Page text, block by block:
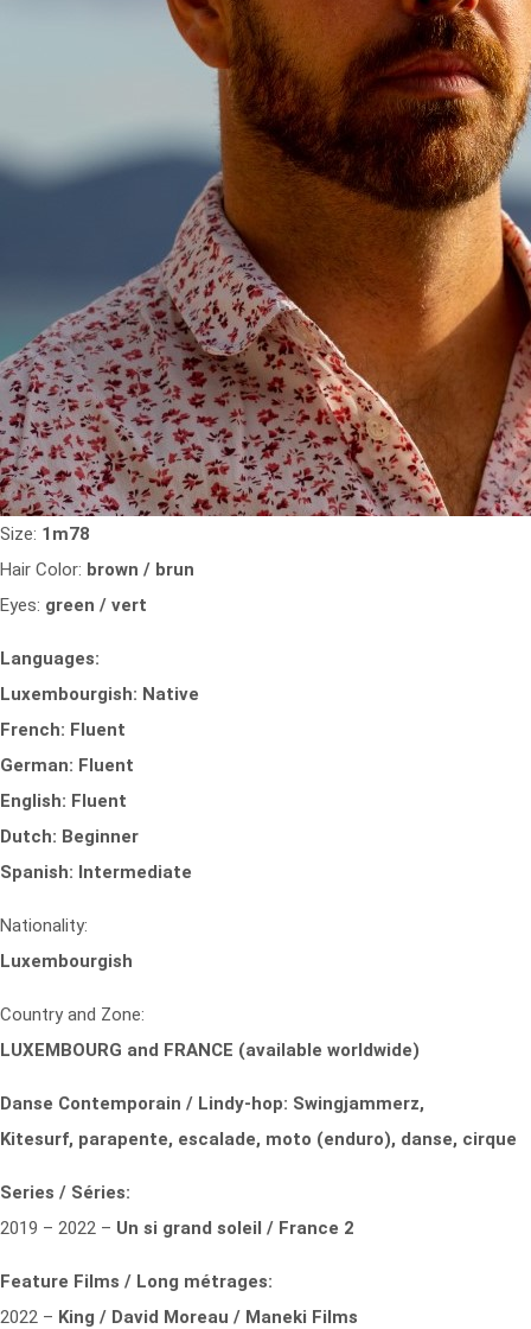
Size: 1m78
Hair Color: brown / brun
Eyes: green / vert
Languages:
Luxembourgish: Native
French: Fluent
German: Fluent
English: Fluent
Dutch: Beginner
Spanish: Intermediate
Nationality:
Luxembourgish
Country and Zone:
LUXEMBOURG and FRANCE (available worldwide)
Danse Contemporain / Lindy-hop: Swingjammerz,
Kitesurf, parapente, escalade, moto (enduro), danse, cirque
Series / Séries:
2019 – 2022 – Un si grand soleil / France 2
Feature Films / Long métrages:
2022 – King / David Moreau / Maneki Films